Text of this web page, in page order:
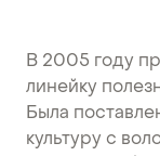
В 2005 году
линейку
Была
культуру с